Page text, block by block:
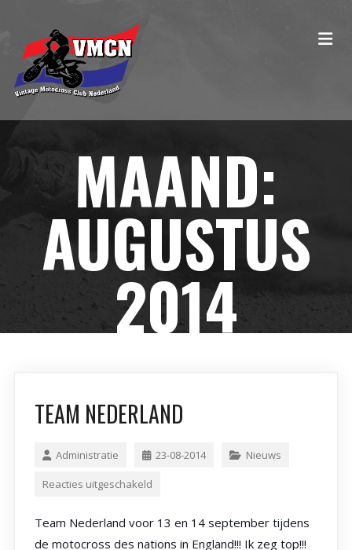
MAAND:
AUGUSTUS
2014
TEAM NEDERLAND
Administratie 23-08-2014 Nieuws
Reacties uitgeschakeld
Team Nederland voor 13 en 14 september tijdens
de motocross des nations in England!!! Ik zeg top!!!